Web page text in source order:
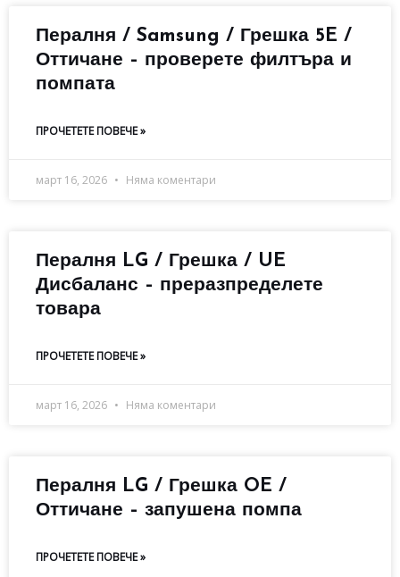
Пералня / Samsung / Грешка 5E /
Оттичане – проверете филтъра и
помпата
ПРОЧЕТЕТЕ ПОВЕЧЕ »
март 16, 2026 Няма коментари
Пералня LG / Грешка / UE
Дисбаланс – преразпределете
товара
ПРОЧЕТЕТЕ ПОВЕЧЕ »
март 16, 2026 Няма коментари
Пералня LG / Грешка OE /
Оттичане – запушена помпа
ПРОЧЕТЕТЕ ПОВЕЧЕ »